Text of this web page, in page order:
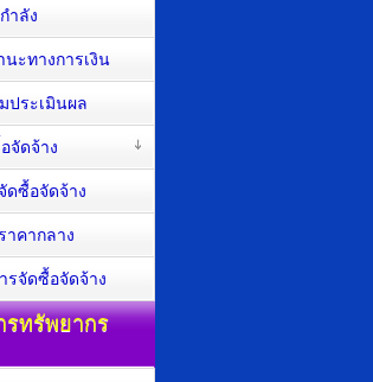
ำลัง
นะทางการเงิน
ประเมินผล
จัดจ้าง
ดซื้อจัดจ้าง
าคากลาง
รจัดซื้อจัดจ้าง
รทรัพยากร